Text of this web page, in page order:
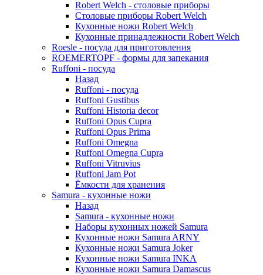
Robert Welch - столовые приборы
Столовые приборы Robert Welch
Кухонные ножи Robert Welch
Кухонные принадлежности Robert Welch
Roesle - посуда для приготовления
ROEMERTOPF - формы для запекания
Ruffoni - посуда
Назад
Ruffoni - посуда
Ruffoni Gustibus
Ruffoni Historia decor
Ruffoni Opus Cupra
Ruffoni Opus Prima
Ruffoni Omegna
Ruffoni Omegna Cupra
Ruffoni Vitruvius
Ruffoni Jam Pot
Ёмкости для хранения
Samura - кухонные ножи
Назад
Samura - кухонные ножи
Наборы кухонных ножей Samura
Кухонные ножи Samura ARNY
Кухонные ножи Samura Joker
Кухонные ножи Samura INKA
Кухонные ножи Samura Damascus